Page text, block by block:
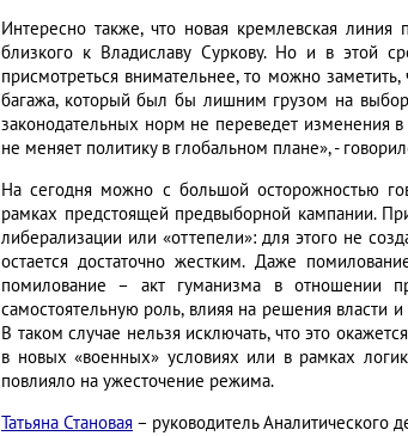
Интересно также, что новая кремлевская
близкого к Владиславу Суркову. Но и в этой
присмотреться внимательнее, то можно
багажа, который был бы лишним грузом на
законодательных норм не переведет изменения
не меняет политику в глобальном плане», -
На сегодня можно с большой осторожностью
рамках предстоящей предвыборной кампании.
либерализации или «оттепели»: для этого не
остается достаточно жестким. Даже
помилование – акт гуманизма в отношении
самостоятельную роль, влияя на решения власти
В таком случае нельзя исключать, что это
в новых «военных» условиях или в рамках
повлияло на ужесточение режима.
Татьяна Становая – руководитель Аналитического